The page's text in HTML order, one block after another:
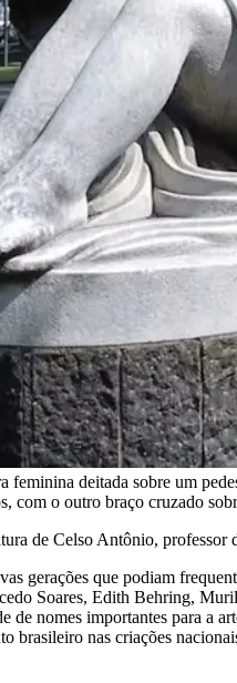
feminina deitada sobre um
com o outro braço cruzado
de Celso Antônio,
gerações que podiam
Soares, Edith Behring,
de nomes importantes para a
brasileiro nas criações